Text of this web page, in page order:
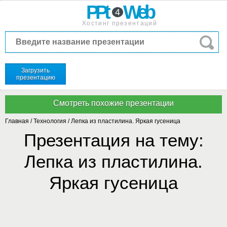
PPt 4 Web
Хостинг презентаций
Загрузить
презентацию
Главная /Технология /Лепка из пластилина. Яркая гусеница
Презентация на тему:
Лепка из пластилина.
Яркая гусеница